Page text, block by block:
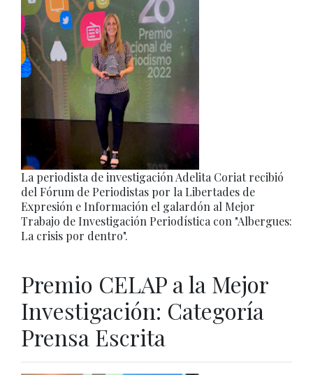
La periodista de investigación Adelita Coriat recibió
del Fórum de Periodistas por la Libertades de
Expresión e Información el galardón al Mejor
Trabajo de Investigación Periodística con "Albergues:
La crisis por dentro".
Premio CELAP a la Mejor
Investigación: Categoría
Prensa Escrita